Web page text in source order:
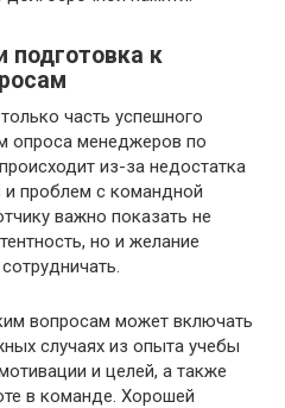
подготовка к
часть успешного
опроса менеджеров по
из-за недостатка
проблем с командной
важно показать не
но и желание
вопросам может включать
случаях из опыта учебы
и целей, а также
в команде. Хорошей